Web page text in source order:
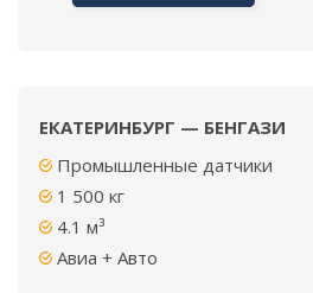
ЕКАТЕРИНБУРГ — БЕНГАЗИ
Промышленные датчики
1 500 кг
4.1 м³
Авиа + Авто